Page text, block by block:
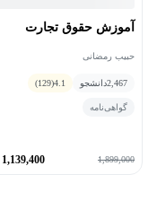
آموزش حقوق تجارت
حبیب رمضانی
2,467دانشجو 4.1
(129)
گواهی‌نامه
1,899,000
1,139,400